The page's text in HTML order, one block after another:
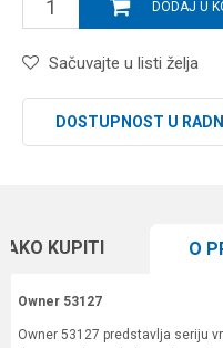
DODAJ U
Sačuvajte u listi želja
DOSTUPNOST U
KUPITI O
Owner 53127
Owner 53127 predstavlja seriju